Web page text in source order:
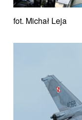
fot. Michał Leja